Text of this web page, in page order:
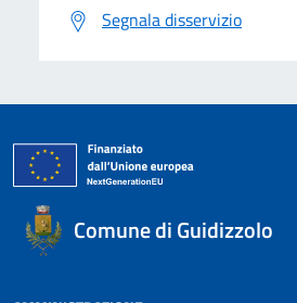
Segnala disservizio
Comune di Guidizzolo